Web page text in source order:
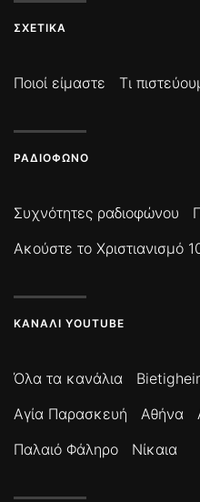
ΣΧΕΤΙΚΆ
Ποιοί είμαστε Τι
ΡΑΔΙΌΦΩΝΟ
Συχνότητες ραδιοφώνου
Ακούστε το Χριστιανισμό
ΚΑΝΆΛΙ YOUTUBE
Όλα τα κανάλια
Αγία Παρασκευή
Αθήνα
Παλαιό Φάληρο
Νίκαια